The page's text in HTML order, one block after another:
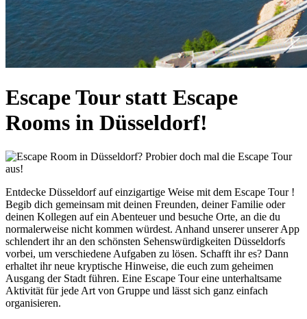
Escape Tour statt Escape
Rooms in Düsseldorf!
Entdecke Düsseldorf auf einzigartige Weise mit dem Escape Tour !
Begib dich gemeinsam mit deinen Freunden, deiner Familie oder
deinen Kollegen auf ein Abenteuer und besuche Orte, an die du
normalerweise nicht kommen würdest. Anhand unserer unserer App
schlendert ihr an den schönsten Sehenswürdigkeiten Düsseldorfs
vorbei, um verschiedene Aufgaben zu lösen. Schafft ihr es? Dann
erhaltet ihr neue kryptische Hinweise, die euch zum geheimen
Ausgang der Stadt führen. Eine Escape Tour eine unterhaltsame
Aktivität für jede Art von Gruppe und lässt sich ganz einfach
organisieren.